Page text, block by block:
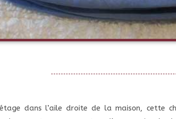
dans l’aile droite de la maison, cette